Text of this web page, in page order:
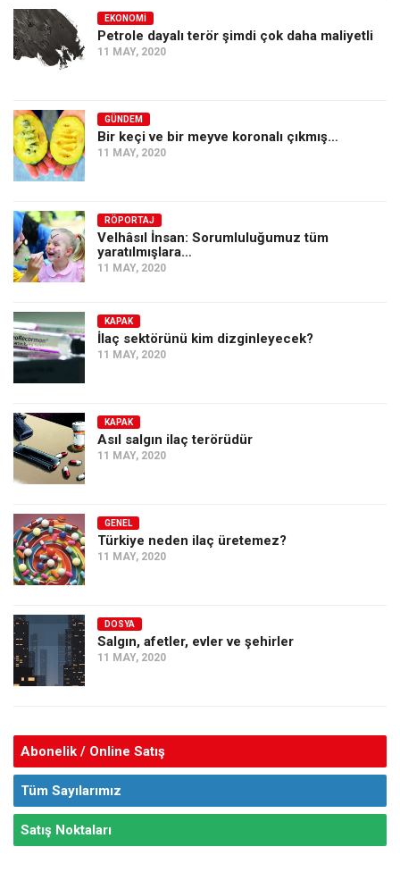
EKONOMI
Petrole dayalı terör şimdi çok daha maliyetli
11 MAY, 2020
GÜNDEM
Bir keçi ve bir meyve koronalı çıkmış…
11 MAY, 2020
RÖPORTAJ
Velhâsıl İnsan: Sorumluluğumuz tüm
yaratılmışlara…
11 MAY, 2020
KAPAK
İlaç sektörünü kim dizginleyecek?
11 MAY, 2020
KAPAK
Asıl salgın ilaç terörüdür
11 MAY, 2020
GENEL
Türkiye neden ilaç üretemez?
11 MAY, 2020
DOSYA
Salgın, afetler, evler ve şehirler
11 MAY, 2020
Abonelik / Online Satış
Tüm Sayılarımız
Satış Noktaları